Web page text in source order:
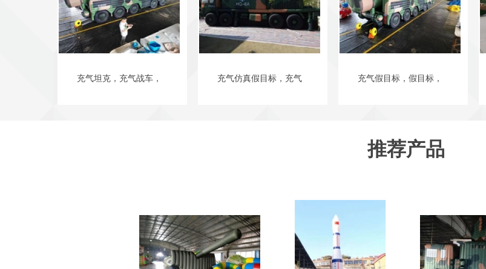
充气坦克，充气战车， 充气仿真假目标，充气 充气假目标，假目标，
推荐产品